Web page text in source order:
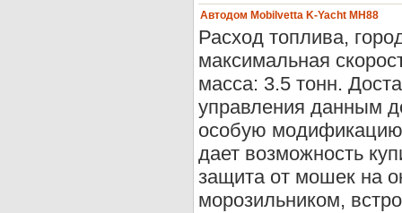
Автодом Mobilvetta K-Yacht MH88
Расход топлива,
максимальная
масса: 3.5 тонн.
управления данным
особую
дает возможность
защита от мошек на
морозильником,